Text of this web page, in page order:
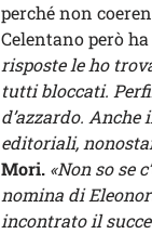
perché non
Celentano però
risposte le ho
tutti bloccati.
d’azzardo.
editoriali,
Mori. «Non so se
nomina di
incontrato il